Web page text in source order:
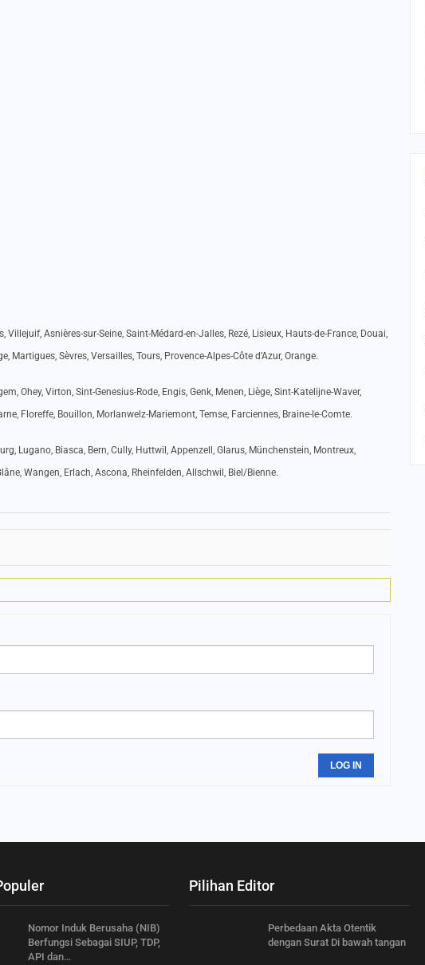
Villejuif, Asnières-sur-Seine, Saint-Médard-en-Jalles, Rezé, Lisieux, Hauts-de-France, Douai,
Martigues, Sèvres, Versailles, Tours, Provence-Alpes-Côte d’Azur, Orange.
Ohey, Virton, Sint-Genesius-Rode, Engis, Genk, Menen, Liège, Sint-Katelijne-Waver,
Floreffe, Bouillon, Morlanwelz-Mariemont, Temse, Farciennes, Braine-le-Comte.
Lugano, Biasca, Bern, Cully, Huttwil, Appenzell, Glarus, Münchenstein, Montreux,
Wangen, Erlach, Ascona, Rheinfelden, Allschwil, Biel/Bienne.
LOG IN
Nomor Induk Berusaha (NIB)
Berfungsi Sebagai SIUP, TDP,
API dan…
Pilihan Editor
Perbedaan Akta Otentik
dengan Surat Di bawah tangan